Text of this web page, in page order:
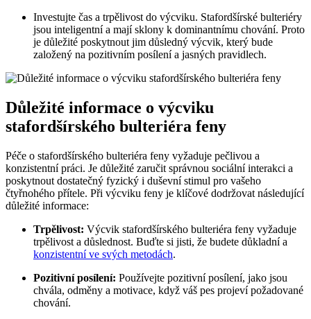
Investujte čas a trpělivost do výcviku. Stafordšírské bulteriéry
jsou inteligentní a mají sklony k dominantnímu chování. Proto
je důležité poskytnout jim důsledný výcvik, který bude
založený na pozitivním posílení a jasných pravidlech.
Důležité informace o výcviku
stafordšírského bulteriéra feny
Péče o stafordšírského bulteriéra feny vyžaduje pečlivou a
konzistentní práci. Je důležité zaručit správnou sociální interakci a
poskytnout dostatečný fyzický i duševní stimul pro vašeho
čtyřnohého přítele. Při výcviku feny je klíčové dodržovat následující
důležité informace:
Trpělivost: Výcvik stafordšírského bulteriéra feny vyžaduje
trpělivost a důslednost. Buďte si jisti, že budete důkladní a
konzistentní ve svých metodách.
Pozitivní posílení: Používejte pozitivní posílení, jako jsou
chvála, odměny a motivace, když váš pes projeví požadované
chování.